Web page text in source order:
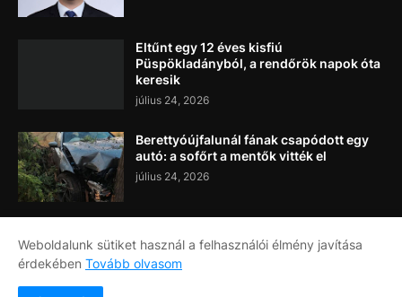
Eltűnt egy 12 éves kisfiú
Püspökladányból, a rendőrök napok óta
keresik
július 24, 2026
Berettyóújfalunál fának csapódott egy
autó: a sofőrt a mentők vitték el
július 24, 2026
Címlap Rólunk
Weboldalunk sütiket használ a felhasználói élmény javítása
érdekében Tovább olvasom